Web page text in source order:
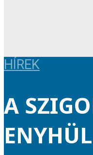
HÍREK
A
ENYHÜL